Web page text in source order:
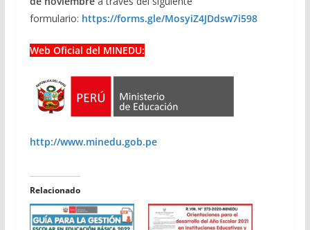
formulario: https://forms.gle/MosyiZ4JDdsw7i598
Web Oficial del MINEDU:
http://www.minedu.gob.pe
Relacionado